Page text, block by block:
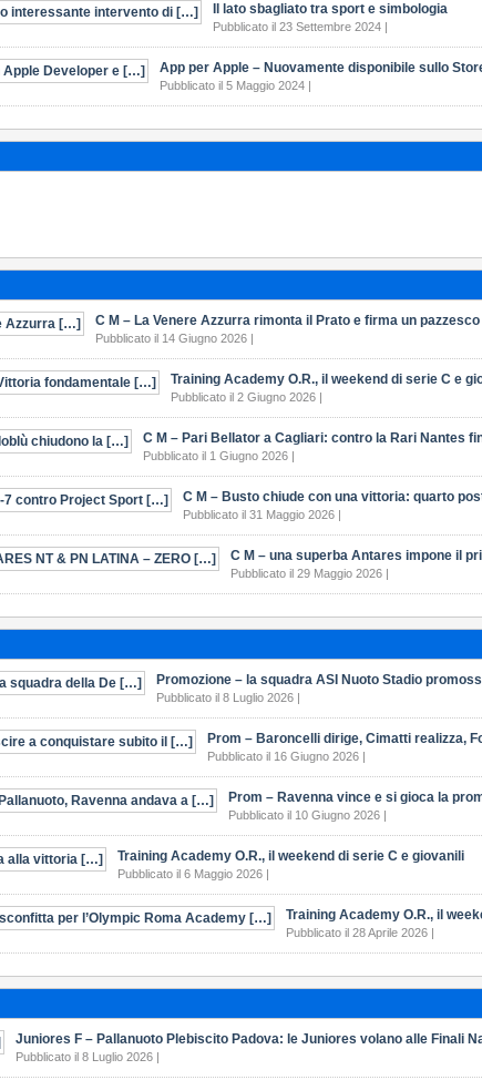
Il lato sbagliato tra sport e simbologia
Pubblicato il 23 Settembre 2024 |
App per Apple – Nuovamente disponibile sullo
Pubblicato il 5 Maggio 2024 |
C M – La Venere Azzurra rimonta il Prato e firma un
Pubblicato il 14 Giugno 2026 |
Training Academy O.R., il weekend di serie C e
Pubblicato il 2 Giugno 2026 |
C M – Pari Bellator a Cagliari: contro la Rari Nantes
Pubblicato il 1 Giugno 2026 |
C M – Busto chiude con una vittoria: quarto
Pubblicato il 31 Maggio 2026 |
C M – una superba Antares impone il
Pubblicato il 29 Maggio 2026 |
Promozione – la squadra ASI Nuoto Stadio
Pubblicato il 8 Luglio 2026 |
Prom – Baroncelli dirige, Cimatti realizza,
Pubblicato il 16 Giugno 2026 |
Prom – Ravenna vince e si gioca la
Pubblicato il 10 Giugno 2026 |
Training Academy O.R., il weekend di serie C e giovanili
Pubblicato il 6 Maggio 2026 |
Training Academy O.R., il
Pubblicato il 28 Aprile 2026 |
Juniores F – Pallanuoto Plebiscito Padova: le Juniores volano alle Finali
Pubblicato il 8 Luglio 2026 |